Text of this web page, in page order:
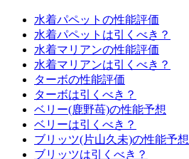
水着パペットの性能評価
水着パペットは引くべき？
水着マリアンの性能評価
水着マリアンは引くべき？
ターボの性能評価
ターボは引くべき？
ベリー(鹿野苺)の性能予想
ベリーは引くべき？
ブリッツ(片山久未)の性能予想
ブリッツは引くべき？